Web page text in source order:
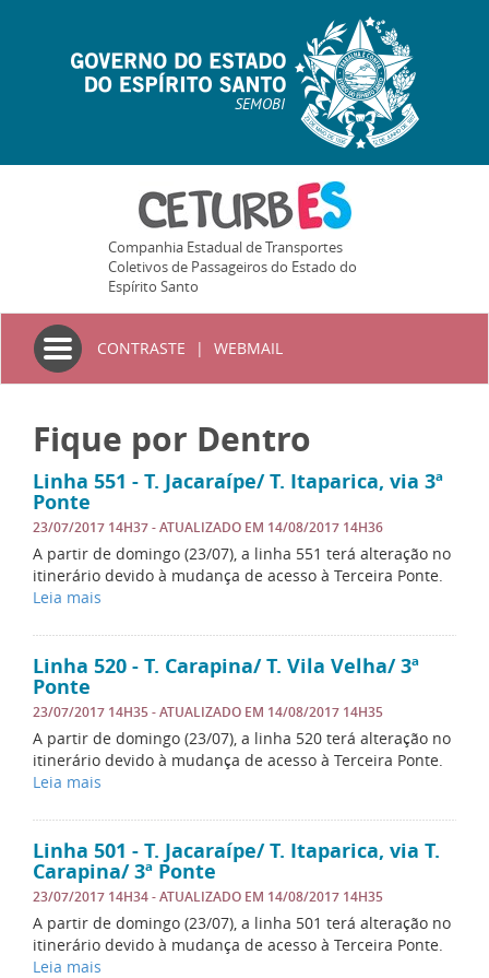
SEMOBI
Companhia Estadual de Transportes
Coletivos de Passageiros do Estado do
Espírito Santo
Toggle
navigation
CONTRASTE | WEBMAIL
Fique por Dentro
Linha 551 - T. Jacaraípe/ T. Itaparica, via 3ª
Ponte
23/07/2017 14H37- ATUALIZADO EM 14/08/2017 14H36
A partir de domingo (23/07), a linha 551 terá alteração no
itinerário devido à mudança de acesso à Terceira Ponte.
Leia mais
Linha 520 - T. Carapina/ T. Vila Velha/ 3ª
Ponte
23/07/2017 14H35- ATUALIZADO EM 14/08/2017 14H35
A partir de domingo (23/07), a linha 520 terá alteração no
itinerário devido à mudança de acesso à Terceira Ponte.
Leia mais
Linha 501 - T. Jacaraípe/ T. Itaparica, via T.
Carapina/ 3ª Ponte
23/07/2017 14H34- ATUALIZADO EM 14/08/2017 14H35
A partir de domingo (23/07), a linha 501 terá alteração no
itinerário devido à mudança de acesso à Terceira Ponte.
Leia mais